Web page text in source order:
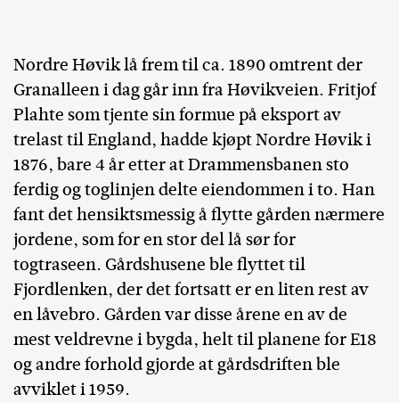
Nordre Høvik lå frem til ca. 1890 omtrent der
Granalleen i dag går inn fra Høvikveien. Fritjof
Plahte som tjente sin formue på eksport av
trelast til England, hadde kjøpt Nordre Høvik i
1876, bare 4 år etter at Drammensbanen sto
ferdig og toglinjen delte eiendommen i to. Han
fant det hensiktsmessig å flytte gården nærmere
jordene, som for en stor del lå sør for
togtraseen. Gårdshusene ble flyttet til
Fjordlenken, der det fortsatt er en liten rest av
en låvebro. Gården var disse årene en av de
mest veldrevne i bygda, helt til planene for E18
og andre forhold gjorde at gårdsdriften ble
avviklet i 1959.